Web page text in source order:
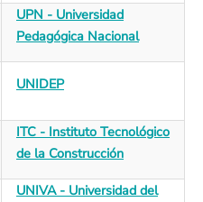
UPN - Universidad
Pedagógica Nacional
UNIDEP
ITC - Instituto Tecnológico
de la Construcción
UNIVA - Universidad del